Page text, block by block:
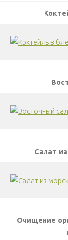
Салат
Очищение